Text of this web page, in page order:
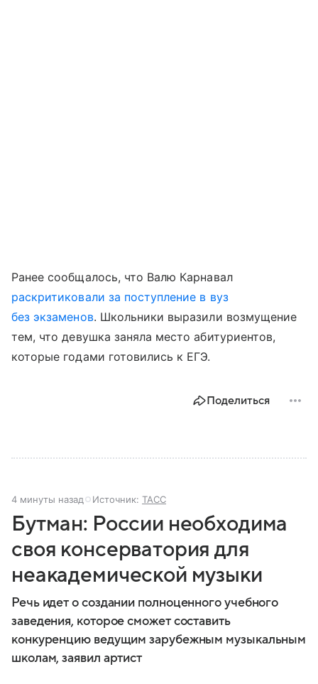
Ранее сообщалось, что Валю Карнавал
раскритиковали за поступление в вуз
без экзаменов. Школьники выразили возмущение
тем, что девушка заняла место абитуриентов,
которые годами готовились к ЕГЭ.
Поделиться
4 минуты назад Источник: ТАСС
Бутман: России необходима
своя консерватория для
неакадемической музыки
Речь идет о создании полноценного учебного
заведения, которое сможет составить
конкуренцию ведущим зарубежным музыкальным
школам, заявил артист